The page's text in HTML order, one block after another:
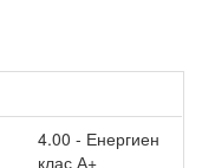
-
4.00 - Енергиен
клас А+